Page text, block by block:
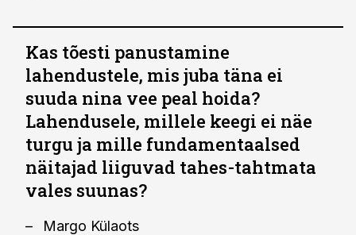
Kas tõesti panustamine
lahendustele, mis juba täna ei
suuda nina vee peal hoida?
Lahendusele, millele keegi ei näe
turgu ja mille fundamentaalsed
näitajad liiguvad tahes-tahtmata
vales suunas?
Margo Külaots